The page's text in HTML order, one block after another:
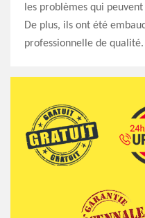
les problèmes qui
De plus, ils ont été
professionnelle de qualité.